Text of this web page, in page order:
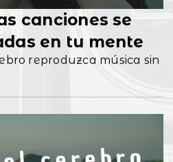
canciones se
en tu mente
reproduzca música sin